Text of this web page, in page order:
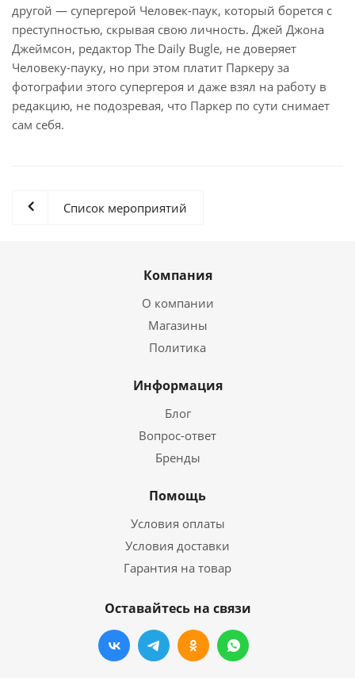
другой — супергерой Человек-паук, который борется с
преступностью, скрывая свою личность. Джей Джона
Джеймсон, редактор The Daily Bugle, не доверяет
Человеку-пауку, но при этом платит Паркеру за
фотографии этого супергероя и даже взял на работу в
редакцию, не подозревая, что Паркер по сути снимает
сам себя.
Список мероприятий
Компания
О компании
Магазины
Политика
Информация
Блог
Вопрос-ответ
Бренды
Помощь
Условия оплаты
Условия доставки
Гарантия на товар
Оставайтесь на связи